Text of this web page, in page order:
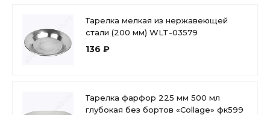
Тарелка мелкая из нержавеющей
стали (200 мм) WLT-03579
136 ₽
Тарелка фарфор 225 мм 500 мл
глубокая без бортов «Collage» фк599